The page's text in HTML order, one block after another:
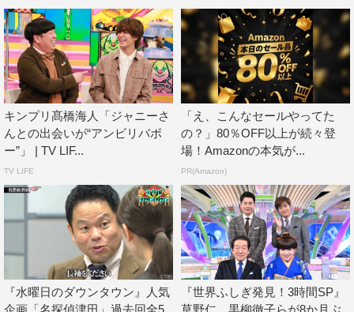
て情報もありますし、ホンマもんとどっちなのこれ？みた
いな情報が相まっていて、みなさんの感情を揺り動かすよ
うな番組になっていると思います！
番組プロデューサー・岩下裕一郎（テレビ東京
制作局）コメント
King & Princeの髙橋海人さんとダイアンの津田篤宏さんと
いうキラキラMC番組がなぜかテレ東で誕生しました！
最近、ミステリー番組が難しくなりすぎているなぁと感
じ、簡単だけど、骨太なミステリー番組が作りたいと思っ
ていたところ、好奇心あふれるお2人と組めて、とても幸
運でした！
スタジオも2人が初めてとは思えないくらい盛り上がり、
特に海人さんが子供隊員と優しくコミュニケーションもと
キンプリ髙橋海人「ジャニーさ
んとの出会いが“アンビリバボ
ー”」 | TV LIF...
TV LIFE
「え、こんなセールやってた
の？」80％OFF以上が続々登
場！Amazonの本気が...
PR(Amazon)
『水曜日のダウンタウン』人気
『世界ふしぎ発見！3時間SP』